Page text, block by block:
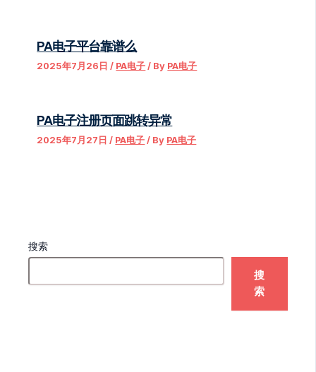
PA电子平台靠谱么
2025年7月26日/ PA电子 / By PA电子
PA电子注册页面跳转异常
2025年7月27日/ PA电子 / By PA电子
搜索
搜
索